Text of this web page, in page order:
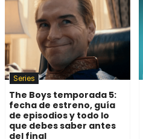
Series
The Boys temporada 5:
fecha de estreno, guía
de episodios y todo lo
que debes saber antes
del final